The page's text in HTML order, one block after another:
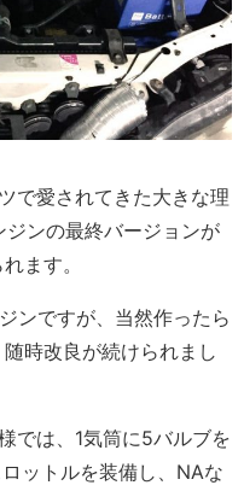
で愛されてきた大きな理
ンの最終バージョンが
ます。
ンですが、当然作ったら
時改良が続けられまし
では、1気筒に5バルブを
ットルを装備し、NAな